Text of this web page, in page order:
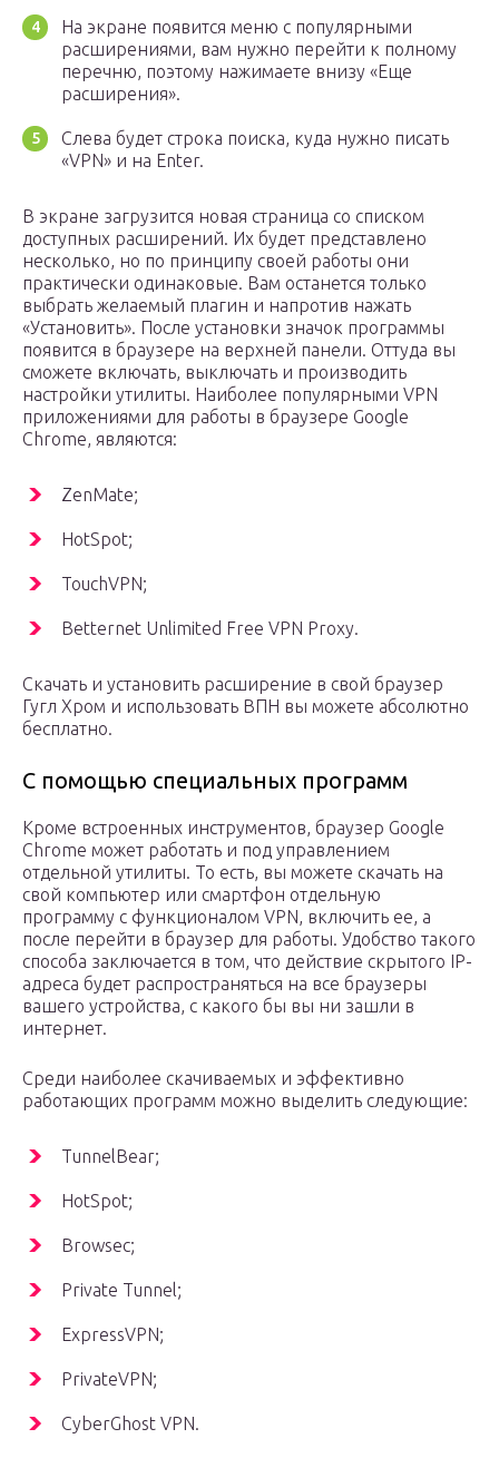
На экране появится меню с популярными
расширениями, вам нужно перейти к полному
перечню, поэтому нажимаете внизу «Еще
расширения».
Слева будет строка поиска, куда нужно писать
«VPN» и на Enter.
В экране загрузится новая страница со списком
доступных расширений. Их будет представлено
несколько, но по принципу своей работы они
практически одинаковые. Вам останется только
выбрать желаемый плагин и напротив нажать
«Установить». После установки значок программы
появится в браузере на верхней панели. Оттуда вы
сможете включать, выключать и производить
настройки утилиты. Наиболее популярными VPN
приложениями для работы в браузере Google
Chrome, являются:
ZenMate;
HotSpot;
TouchVPN;
Betternet Unlimited Free VPN Proxy.
Скачать и установить расширение в свой браузер
Гугл Хром и использовать ВПН вы можете абсолютно
бесплатно.
С помощью специальных программ
Кроме встроенных инструментов, браузер Google
Chrome может работать и под управлением
отдельной утилиты. То есть, вы можете скачать на
свой компьютер или смартфон отдельную
программу с функционалом VPN, включить ее, а
после перейти в браузер для работы. Удобство такого
способа заключается в том, что действие скрытого IP-
адреса будет распространяться на все браузеры
вашего устройства, с какого бы вы ни зашли в
интернет.
Среди наиболее скачиваемых и эффективно
работающих программ можно выделить следующие:
TunnelBear;
HotSpot;
Browsec;
Private Tunnel;
ExpressVPN;
PrivateVPN;
CyberGhost VPN.